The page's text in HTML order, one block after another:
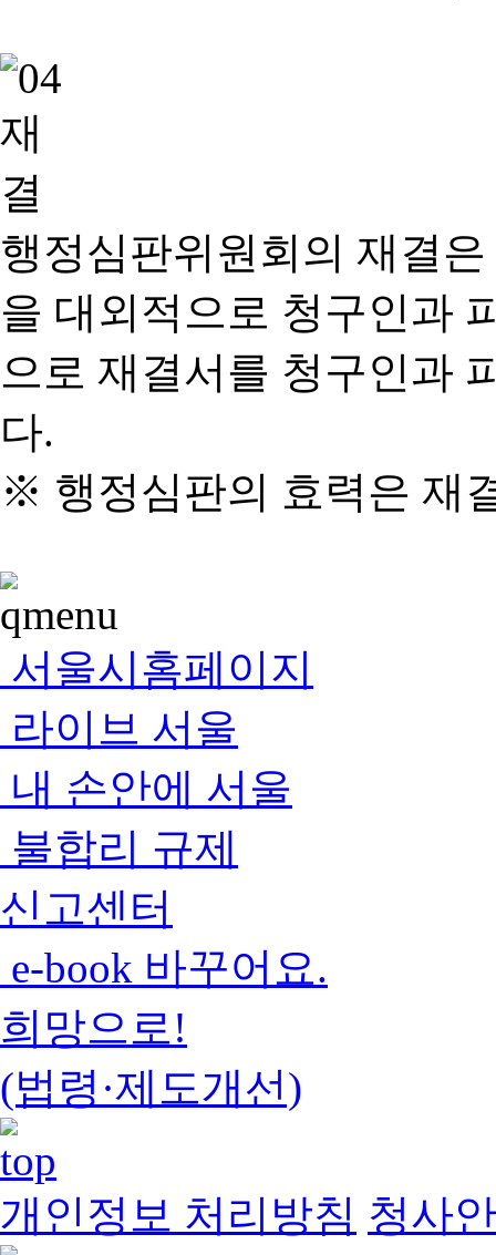
행정심판위원회의 재결
을 대외적으로 청구인과
으로 재결서를 청구인과
다.
※ 행정심판의 효력은 재
서울시홈페이지
라이브 서울
내 손안에 서울
불합리 규제
신고센터
e-book 바꾸어요.
희망으로!
(법령·제도개선)
개인정보 처리방침 청사